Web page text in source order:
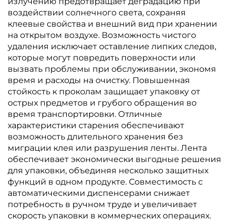
воздействии солнечного света, сохраняя
клеевые свойства и внешний вид при хранении
на открытом воздухе. Возможность чистого
удаления исключает оставление липких следов,
которые могут повредить поверхности или
вызвать проблемы при обслуживании, экономя
время и расходы на очистку. Повышенная
стойкость к проколам защищает упаковку от
острых предметов и грубого обращения во
время транспортировки. Отличные
характеристики старения обеспечивают
возможность длительного хранения без
миграции клея или разрушения ленты. Лента
обеспечивает экономически выгодные решения
для упаковки, объединяя несколько защитных
функций в одном продукте. Совместимость с
автоматическими диспенсерами снижает
потребность в ручном труде и увеличивает
скорость упаковки в коммерческих операциях.